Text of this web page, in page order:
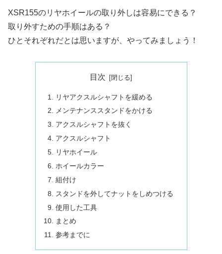
XSR155のリヤホイールの取り外しは容易にできる？
取り外すための手順はある？
ひとそれぞれだとは思いますが、やってみましょう！
目次
リヤアクスルシャフトを緩める
メンテナンススタンドをかける
アクスルシャフトを抜く
アクスルシャフト
リヤホイール
ホイールカラー
組付け
スタンドを外してナットをしめつける
使用した工具
まとめ
参考までに